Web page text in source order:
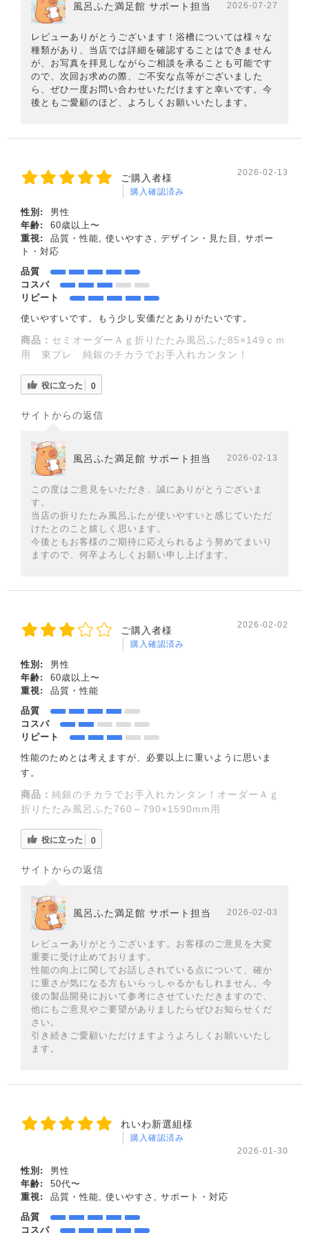
風呂ふた満足館 サポート担当 2026-07-27
レビューありがとうございます！浴槽については様々な
種類があり、当店では詳細を確認することはできません
が、お写真を拝見しながらご相談を承ることも可能です
ので、次回お求めの際、ご不安な点等がございました
ら、ぜひ一度お問い合わせいただけますと幸いです。今
後ともご愛顧のほど、よろしくお願いいたします。
ご購入者様
購入確認済み
2026-02-13
性別:
男性
年齢:
60歳以上〜
重視:
品質・性能, 使いやすさ, デザイン・見た目, サポー
ト・対応
品質
コスパ
リピート
使いやすいです。もう少し安価だとありがたいです。
商品： セミオーダーＡｇ折りたたみ風呂ふた85×149ｃｍ
用 東プレ 純銀のチカラでお手入れカンタン！
役に立った 0
サイトからの返信
風呂ふた満足館 サポート担当 2026-02-13
この度はご意見をいただき、誠にありがとうございま
す。
当店の折りたたみ風呂ふたが使いやすいと感じていただ
けたとのこと嬉しく思います。
今後ともお客様のご期待に応えられるよう努めてまいり
ますので、何卒よろしくお願い申し上げます。
ご購入者様
購入確認済み
2026-02-02
性別:
男性
年齢:
60歳以上〜
重視:
品質・性能
品質
コスパ
リピート
性能のためとは考えますが、必要以上に重いように思いま
す。
商品： 純銀のチカラでお手入れカンタン！オーダーＡｇ
折りたたみ風呂ふた760～790×1590mm用
役に立った 0
サイトからの返信
風呂ふた満足館 サポート担当 2026-02-03
レビューありがとうございます。お客様のご意見を大変
重要に受け止めております。
性能の向上に関してお話しされている点について、確か
に重さが気になる方もいらっしゃるかもしれません。今
後の製品開発において参考にさせていただきますので、
他にもご意見やご要望がありましたらぜひお知らせくだ
さい。
引き続きご愛顧いただけますようよろしくお願いいたし
ます。
れいわ新選組様
購入確認済み
2026-01-30
性別:
男性
年齢:
50代〜
重視:
品質・性能, 使いやすさ, サポート・対応
品質
コスパ